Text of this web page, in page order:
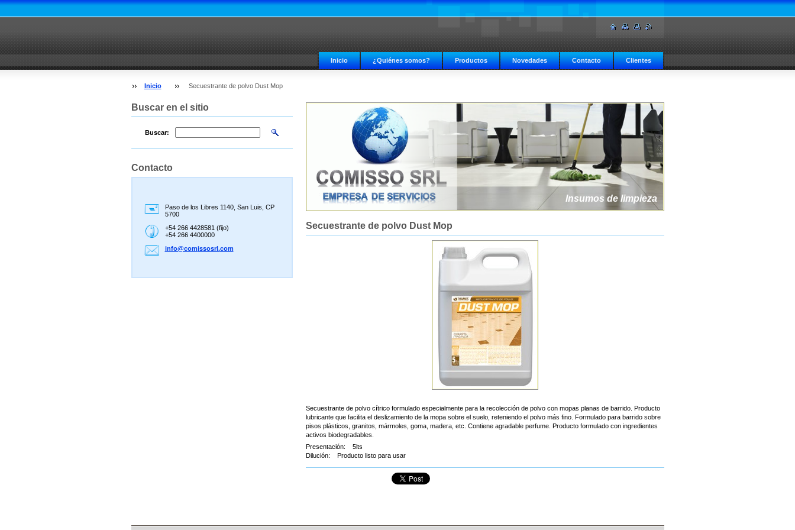
Inicio ¿Quiénes somos? Productos Novedades Contacto Clientes
Inicio Secuestrante de polvo Dust Mop
Insumos de limpieza
Secuestrante de polvo Dust Mop
Secuestrante de polvo cítrico formulado especialmente para la recolección de polvo con mopas planas de barrido. Producto
lubricante que facilita el deslizamiento de la mopa sobre el suelo, reteniendo el polvo más fino. Formulado para barrido sobre
pisos plásticos, granitos, mármoles, goma, madera, etc. Contiene agradable perfume. Producto formulado con ingredientes
activos biodegradables.
Presentación: 5lts
Dilución: Producto listo para usar
Buscar en el sitio
Buscar:
Contacto
Paso de los Libres 1140, San Luis, CP
5700
+54 266 4428581 (fijo)
+54 266 4400000
info@comissosrl.com